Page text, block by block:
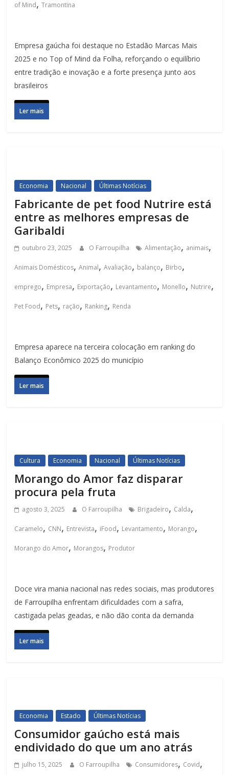
of Mind,Tramontina
Empresa gaúcha foi destaque no Estadão Marcas Mais
2025 e no Top of Mind da Folha, reforçando o equilíbrio
entre tradição e inovação e a forte presença junto aos
brasileiros
Ler mais
Economia Nacional Últimas Notícias
Fabricante de pet food Nutrire está
entre as melhores empresas de
Garibaldi
outubro 23, 2025 O Farroupilha Alimentação, animais,
Animais Domésticos,Animal,Avaliação, balanço, Birbo,
emprego, Empresa, Exportação, Levantamento, Monello, Nutrire,
Pet Food, Pets, ração, Ranking, Renda
Empresa aparece na terceira colocação em ranking do
Balanço Econômico 2025 do município
Ler mais
Cultura Economia Nacional Últimas Notícias
Morango do Amor faz disparar
procura pela fruta
agosto 3, 2025 O Farroupilha Brigadeiro, Calda,
Caramelo, CNN, Entrevista, iFood, Levantamento, Morango,
Morango do Amor, Morangos, Produtor
Doce vira mania nacional nas redes sociais, mas produtores
de Farroupilha enfrentam dificuldades com a safra,
castigada pelas geadas, e não dão conta da demanda
Ler mais
Economia Estado Últimas Notícias
Consumidor gaúcho está mais
endividado do que um ano atrás
julho 15, 2025 O Farroupilha Consumidores, Covid,